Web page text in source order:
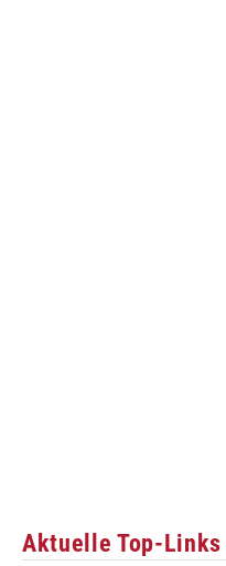
Aktuelle Top-Links